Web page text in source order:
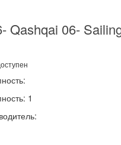
Qashqai 06-
1